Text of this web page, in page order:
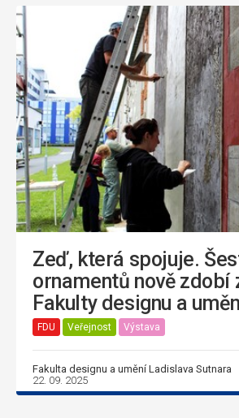
Zeď, která spojuje.
ornamentů nově zdobí
Fakulty designu a
FDU Veřejnost Výstava
Fakulta designu a umění Ladislava Sutnara
22. 09. 2025